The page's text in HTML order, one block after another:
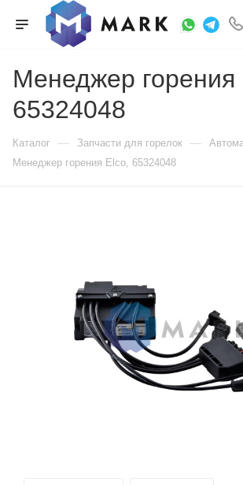
Менеджер горения
65324048
Каталог — Запчасти для горелок —
Менеджер горения Elco, 65324048